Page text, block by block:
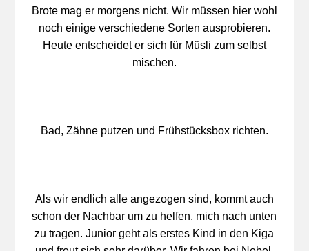
Brote mag er morgens nicht. Wir müssen hier wohl
noch einige verschiedene Sorten ausprobieren.
Heute entscheidet er sich für Müsli zum selbst
mischen.
Bad, Zähne putzen und Frühstücksbox richten.
Als wir endlich alle angezogen sind, kommt auch
schon der Nachbar um zu helfen, mich nach unten
zu tragen. Junior geht als erstes Kind in den Kiga